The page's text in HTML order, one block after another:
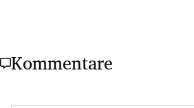
Kommentare